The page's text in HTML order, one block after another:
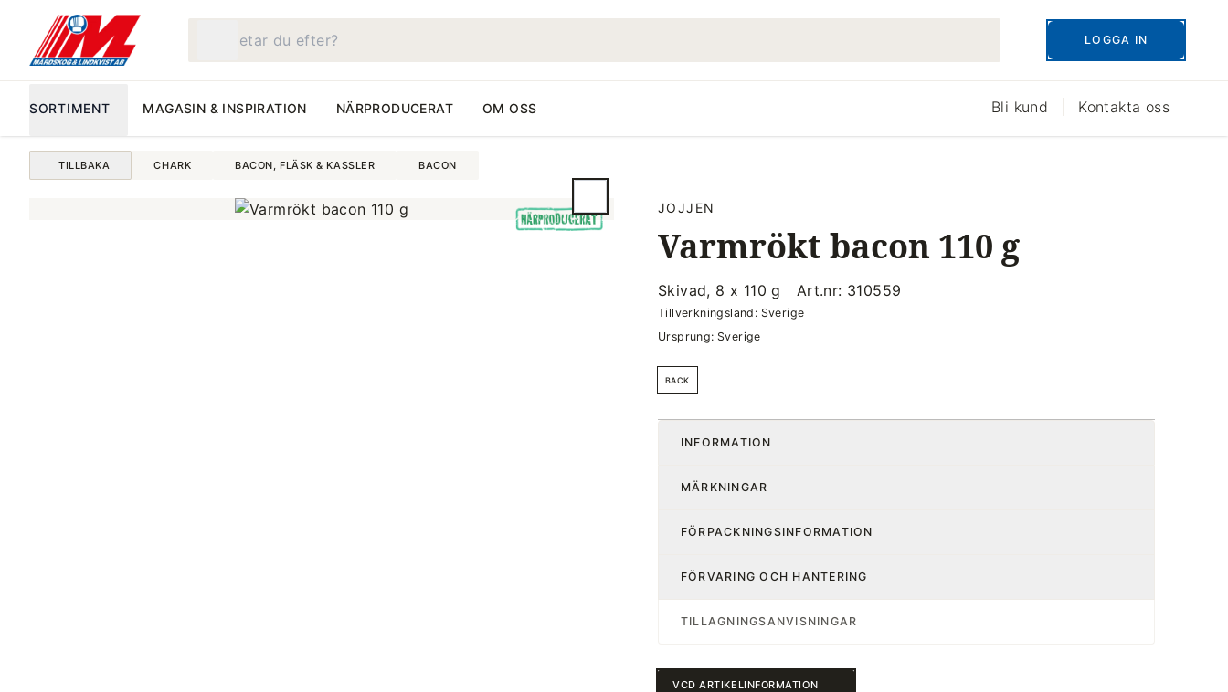
LOGGA IN
SORTIMENT MAGASIN & INSPIRATION NÄRPRODUCERAT OM OSS Bli kund Kontakta oss
TILLBAKA CHARK BACON, FLÄSK & KASSLER BACON
JOJJEN
Varmrökt bacon 110 g
Skivad, 8 x 110 g Art.nr: 310559
Tillverkningsland: Sverige
Ursprung: Sverige
BACK
INFORMATION
MÄRKNINGAR
FÖRPACKNINGSINFORMATION
FÖRVARING OCH HANTERING
TILLAGNINGSANVISNINGAR
VCD ARTIKELINFORMATION